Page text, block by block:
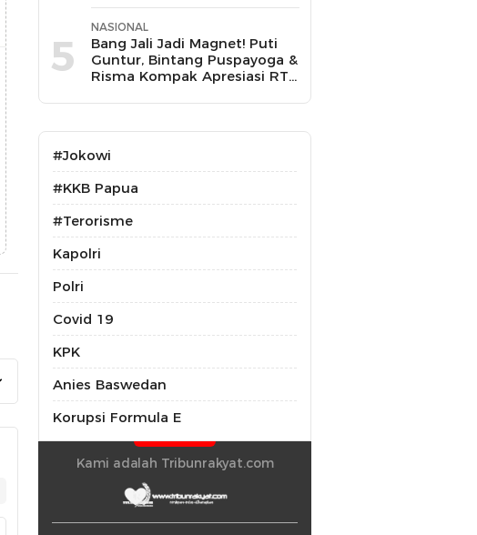
5
NASIONAL
Bang Jali Jadi Magnet! Puti
Guntur, Bintang Puspayoga &
Risma Kompak Apresiasi RT
#Jokowi
#KKB Papua
#Terorisme
Kapolri
Polri
Covid 19
KPK
Anies Baswedan
Korupsi Formula E
Kami adalah Tribunrakyat.com